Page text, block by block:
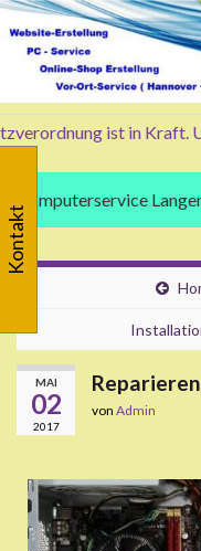
ist in Kraft.
Computerservice
MAI
02
2017
Reparieren
von Admin
Kontakt